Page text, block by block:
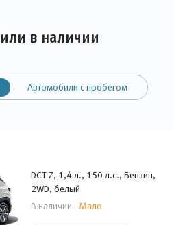
в наличии
Автомобили с пробегом
DCT 7, 1,4 л., 150 л.с., Бензин,
2WD, белый
В наличии: Мало